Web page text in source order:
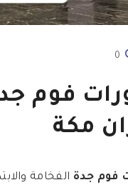
0
مكة
فوم جدة الفخامة